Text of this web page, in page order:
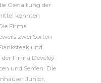
Gestaltung der
konnten
Firma
zwei Sorten
und
Firma Develey
und Senfen. Die
Junior,